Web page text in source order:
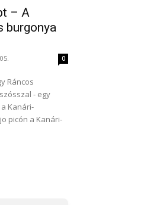
– A
burgonya
0
Ráncos
- egy
Kanári-
picón a Kanári-